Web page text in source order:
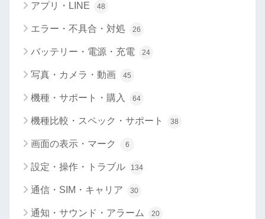
アプリ・LINE 48
エラー・不具合・対処 26
バッテリー・電源・充電 24
写真・カメラ・動画 45
機種・サポート・購入 64
機種比較・スペック・サポート 38
画面の表示・マーク 6
設定・操作・トラブル 134
通信・SIM・キャリア 30
通知・サウンド・アラーム 20